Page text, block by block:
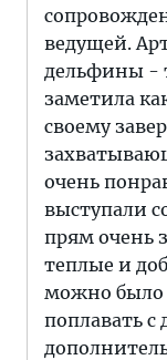
ведущей.
дельфины -
заметила
своему
очень
выступали
прям очень
теплые и
можно было
поплавать с